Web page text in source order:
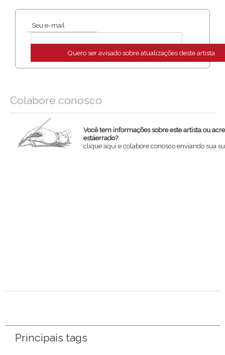
Seu e-mail
Quero ser avisado sobre atualizações deste artista
Colabore conosco
Você tem informações sobre este artista ou
estáerrado?
clique aqui e colabore conosco enviando sua
Principais tags